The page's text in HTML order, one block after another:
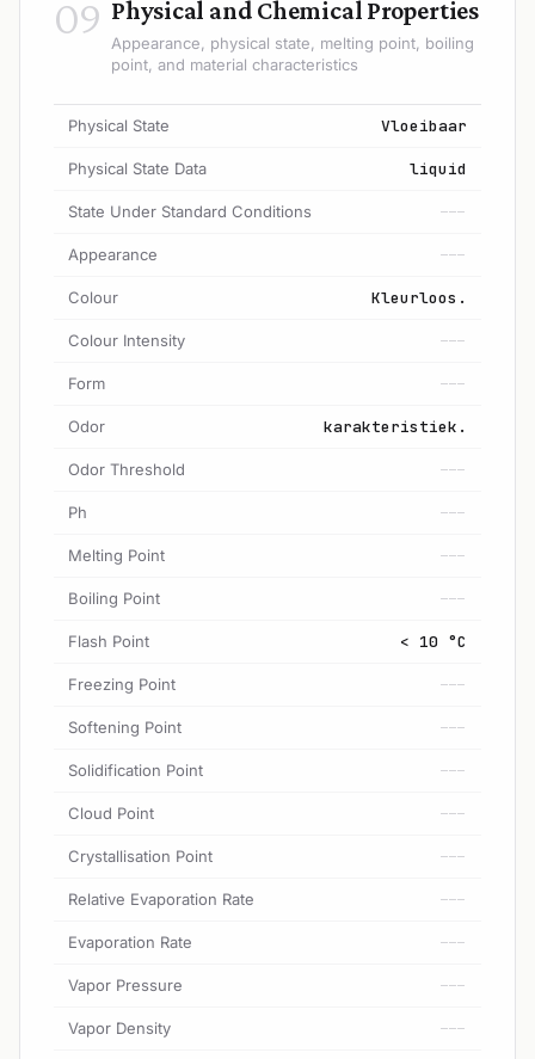
09 Physical and Chemical Properties
Appearance, physical state, melting point, boiling
point, and material characteristics
Physical State Vloeibaar
Physical State Data liquid
State Under Standard Conditions ---
Appearance ---
Colour Kleurloos.
Colour Intensity ---
Form ---
Odor karakteristiek.
Odor Threshold ---
Ph ---
Melting Point ---
Boiling Point ---
Flash Point < 10 °C
Freezing Point ---
Softening Point ---
Solidification Point ---
Cloud Point ---
Crystallisation Point ---
Relative Evaporation Rate ---
Evaporation Rate ---
Vapor Pressure ---
Vapor Density ---